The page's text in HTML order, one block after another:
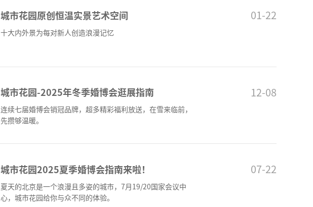
城市花园原创恒温实景艺术空间 01-22
十大内外景为每对新人创造浪漫记忆
城市花园-2025年冬季婚博会逛展指南 12-08
连续七届婚博会销冠品牌，超多精彩福利放送，在雪来临前，
先攒够温暖。
城市花园2025夏季婚博会指南来啦！ 07-22
夏天的北京是一个浪漫且多姿的城市，7月19/20国家会议中
心，城市花园给你与众不同的体验。